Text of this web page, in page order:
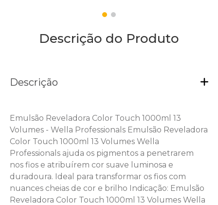
Descrição do Produto
Descrição
Emulsão Reveladora Color Touch 1000ml 13
Volumes - Wella Professionals Emulsão Reveladora
Color Touch 1000ml 13 Volumes Wella
Professionals ajuda os pigmentos a penetrarem
nos fios e atribuírem cor suave luminosa e
duradoura. Ideal para transformar os fios com
nuances cheias de cor e brilho Indicação: Emulsão
Reveladora Color Touch 1000ml 13 Volumes Wella